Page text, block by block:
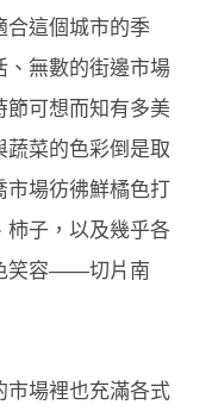
這個城市的季
、無數的街邊市場
節可想而知有多美
蔬菜的色彩倒是取
市場彷彿鮮橘色打
柿子，以及幾乎各
笑容——切片南
市場裡也充滿各式